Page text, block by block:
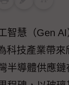
智慧（Gen
科技產業帶來
半導體供應